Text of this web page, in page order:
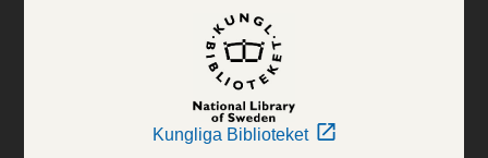
Kungliga Biblioteket